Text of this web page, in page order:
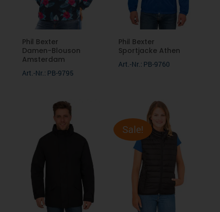
RUSSELL
THE ONE
Phil Bexter
Damen-Blouson
Amsterdam
Art.-Nr.: PB-9795
Phil Bexter
Sportjacke Athen
Art.-Nr.: PB-9760
Sale!